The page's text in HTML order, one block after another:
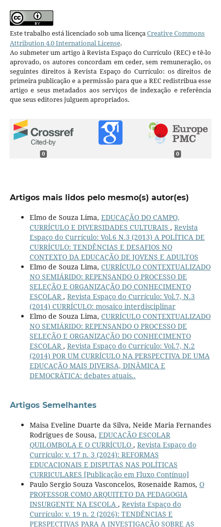
Este trabalho está licenciado sob uma licençaCreative Commons
Attribution 4.0 International License.
Ao submeter um artigo à Revista Espaço do Currículo (REC) e tê-lo
aprovado, os autores concordam em ceder, sem remuneração, os
seguintes direitos à Revista Espaço do Currículo: os direitos de
primeira publicação e a permissão para que a REC redistribua esse
artigo e seus metadados aos serviços de indexação e referência
que seus editores julguem apropriados.
0 0
Artigos mais lidos pelo mesmo(s) autor(es)
Elmo de Souza Lima, EDUCAÇÃO DO CAMPO,
CURRÍCULO E DIVERSIDADES CULTURAIS , Revista
Espaço do Currículo: Vol.6 N.3 (2013) A POLÍTICA DE
CURRÍCULO: TENDÊNCIAS E DESAFIOS NO
CONTEXTO DA EDUCAÇÃO DE JOVENS E ADULTOS
Elmo de Souza Lima, CURRÍCULO CONTEXTUALIZADO
NO SEMIÁRIDO: REPENSANDO O PROCESSO DE
SELEÇÃO E ORGANIZAÇÃO DO CONHECIMENTO
ESCOLAR, Revista Espaço do Currículo: Vol.7, N.3
(2014) CURRÍCULO: mosaico interdisciplinar
Elmo de Souza Lima, CURRÍCULO CONTEXTUALIZADO
NO SEMIÁRIDO: REPENSANDO O PROCESSO DE
SELEÇÃO E ORGANIZAÇÃO DO CONHECIMENTO
ESCOLAR, Revista Espaço do Currículo: Vol.7, N.2
(2014) POR UM CURRÍCULO NA PERSPECTIVA DE UMA
EDUCAÇÃO MAIS DIVERSA, DINÂMICA E
DEMOCRÁTICA: debates atuais..
Artigos Semelhantes
Maisa Eveline Duarte da Silva, Neide Maria Fernandes
Rodrigues de Sousa, EDUCAÇÃO ESCOLAR
QUILOMBOLA E O CURRÍCULO , Revista Espaço do
Currículo: v. 17 n. 3 (2024): REFORMAS
EDUCACIONAIS E DISPUTAS NAS POLÍTICAS
CURRICULARES [Publicação em Fluxo Contínuo]
Paulo Sergio Souza Vasconcelos, Rosenaide Ramos, O
PROFESSOR COMO ARQUITETO DA PEDAGOGIA
INSURGENTE NA ESCOLA , Revista Espaço do
Currículo: v. 19 n. 2 (2026): TENDÊNCIAS E
PERSPECTIVAS PARA A INVESTIGAÇÃO SOBRE AS